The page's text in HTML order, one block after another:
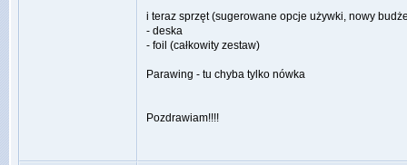
i teraz sprzęt (sugerowane opcje używki, nowy
- deska
- foil (całkowity zestaw)
Parawing - tu chyba tylko nówka
Pozdrawiam!!!!